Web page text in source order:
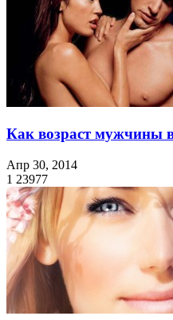
Как возраст мужчины
Апр 30, 2014
1 23977